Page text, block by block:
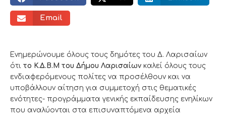
Email
Ενημερώνουμε όλους τους δημότες του Δ. Λαρισαίων
ότι το Κ.Δ.Β.Μ του Δήμου Λαρισαίων καλεί όλους τους
ενδιαφερόμενους πολίτες να προσέλθουν και να
υποβάλλουν αίτηση για συμμετοχή στις θεματικές
ενότητες- προγράμματα γενικής εκπαίδευσης ενηλίκων
που αναλύονται στα επισυναπτόμενα αρχεία